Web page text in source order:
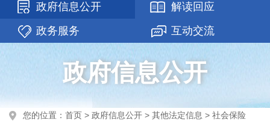
政府信息公开
解读回应
政务服务
互动交流
政府信息公开
您的位置： 首页 > 政府信息公开 > 其他法定信息 > 社会保险